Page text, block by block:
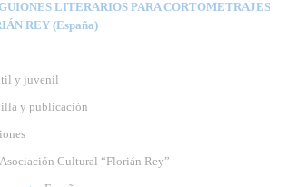
GUIONES LITERARIOS PARA CORTOMETRAJES
REY (España)
y juvenil
y publicación
Asociación Cultural “Florián Rey”